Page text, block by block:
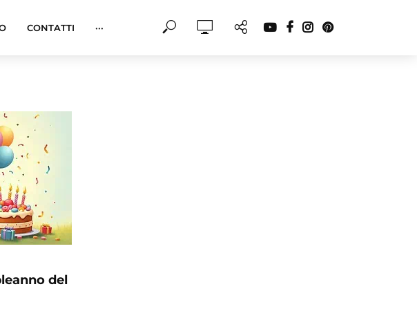
CONTATTI ···
del